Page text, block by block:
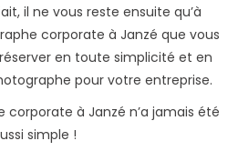
il ne vous reste ensuite qu’à
corporate à Janzé que vous
en toute simplicité et en
pour votre entreprise.
corporate à Janzé n’a jamais été
simple !